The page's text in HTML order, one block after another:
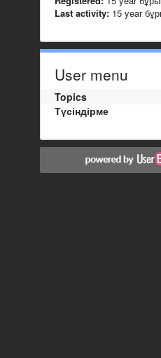
Last activity: 15 year
User menu
Topics
Түсіндірме